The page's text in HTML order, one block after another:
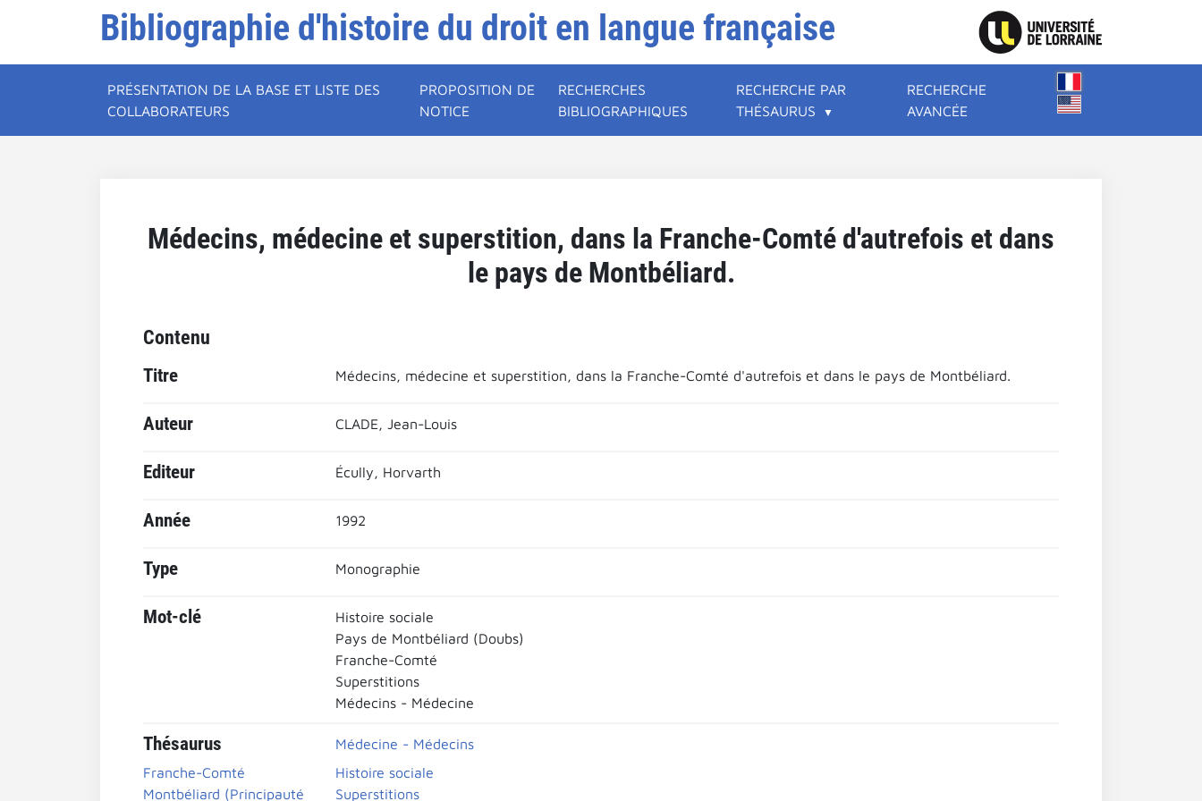
Bibliographie d'histoire du droit en langue française
PRÉSENTATION DE LA BASE ET LISTE DES
COLLABORATEURS
PROPOSITION DE
NOTICE
RECHERCHES
BIBLIOGRAPHIQUES
RECHERCHE PAR
THÉSAURUS
RECHERCHE
AVANCÉE
Médecins, médecine et superstition, dans la Franche-Comté d'autrefois et dans
le pays de Montbéliard.
Contenu
Titre Médecins, médecine et superstition, dans la Franche-Comté d'autrefois et dans le pays de Montbéliard.
Auteur CLADE, Jean-Louis
Editeur Écully, Horvarth
Année 1992
Type Monographie
Mot-clé
Histoire sociale
Pays de Montbéliard (Doubs)
Franche-Comté
Superstitions
Médecins - Médecine
Thésaurus
Médecine - Médecins
Franche-Comté
Histoire sociale
Montbéliard (Principauté
Superstitions